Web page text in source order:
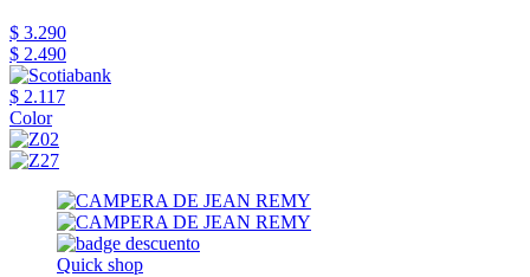
$ 3.290
$ 2.490
$ 2.117
Color
Quick shop